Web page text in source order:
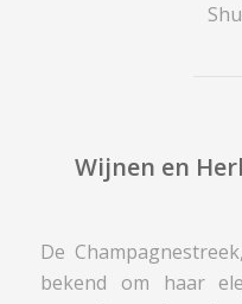
Wijnen en
De
bekend om haar